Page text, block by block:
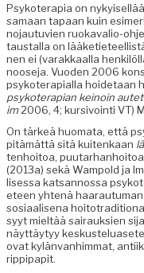
Psykoter­apia on
samaan tapaan kuin
nojau­tu­vien ruokavalio-
taustal­la on
nen ei (varakkaal­la
noose­ja. Vuo­den 2006
psykoter­api­al­la hoide­taan
psykoter­api­an keinoin
im2006, 4; kur­sivoin­ti VT)
On tärkeä huo­ma­ta, että
pitämät­tä sitä kuitenkaan
ten­hoitoa, puu­tarhan­hoitoa
(2013a) sekä Wampold ja
lises­sa kat­san­nos­sa
eteen yht­enä
sosi­aalise­na
syyt mieltää sairauk­sien
näyt­täy­tyy
ovat kylän­van­him­mat,
rippipapit.